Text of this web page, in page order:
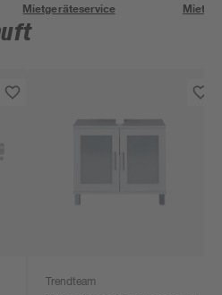
Mietgeräteservice
Trendteam